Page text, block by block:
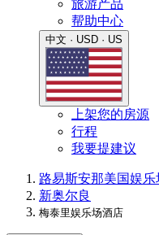
旅游产品
帮助中心
中文 · USD · US
上架您的房源
行程
我要提建议
路易斯安那美国娱乐
新奥尔良
梅泰里娱乐场酒店​